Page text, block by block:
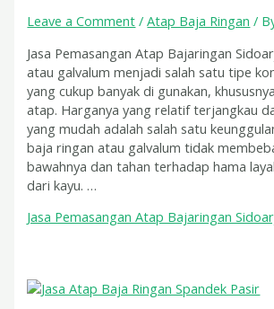
Leave a Comment /Atap Baja Ringan /
Jasa Pemasangan Atap Bajaringan
atau galvalum menjadi salah satu tipe
yang cukup banyak di gunakan,
atap. Harganya yang relatif terjangkau
yang mudah adalah salah satu
baja ringan atau galvalum tidak
bawahnya dan tahan terhadap hama
dari kayu. …
Jasa Pemasangan Atap Bajaringan